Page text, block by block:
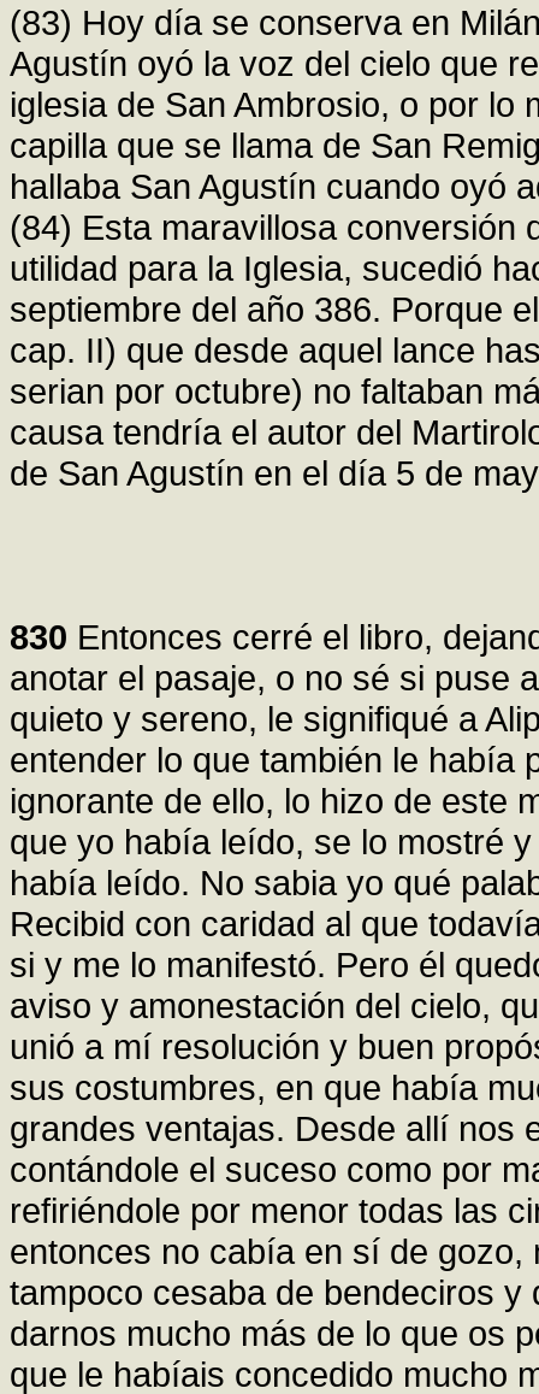
(83) Hoy día se conserva en
Agustín oyó la voz del cielo que
iglesia de San Ambrosio, o por lo
capilla que se llama de San
hallaba San Agustín cuando oyó
(84) Esta maravillosa conversión
utilidad para la Iglesia, sucedió
septiembre del año 386. Porque
cap. II) que desde aquel lance
serian por octubre) no faltaban
causa tendría el autor del
de San Agustín en el día 5 de
830 Entonces cerré el libro,
anotar el pasaje, o no sé si puse
quieto y sereno, le signifiqué a
entender lo que también le había
ignorante de ello, lo hizo de este
que yo había leído, se lo mostré
había leído. No sabia yo qué
Recibid con caridad al que
si y me lo manifestó. Pero él
aviso y amonestación del cielo,
unió a mí resolución y buen
sus costumbres, en que había
grandes ventajas. Desde allí nos
contándole el suceso como por
refiriéndole por menor todas las
entonces no cabía en sí de
tampoco cesaba de bendeciros
darnos mucho más de lo que os
que le habíais concedido mucho